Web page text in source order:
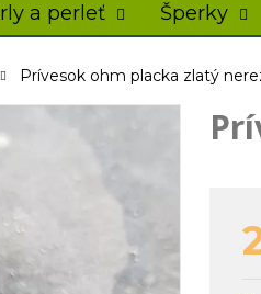
a perleť Šperky
Prívesok ohm placka zlatý